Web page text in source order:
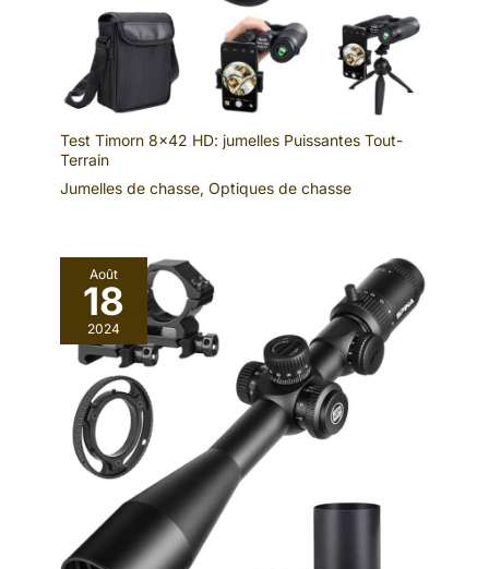
Test Timorn 8×42 HD: jumelles Puissantes Tout-
Terrain
Jumelles de chasse, Optiques de chasse
Août
18
2024